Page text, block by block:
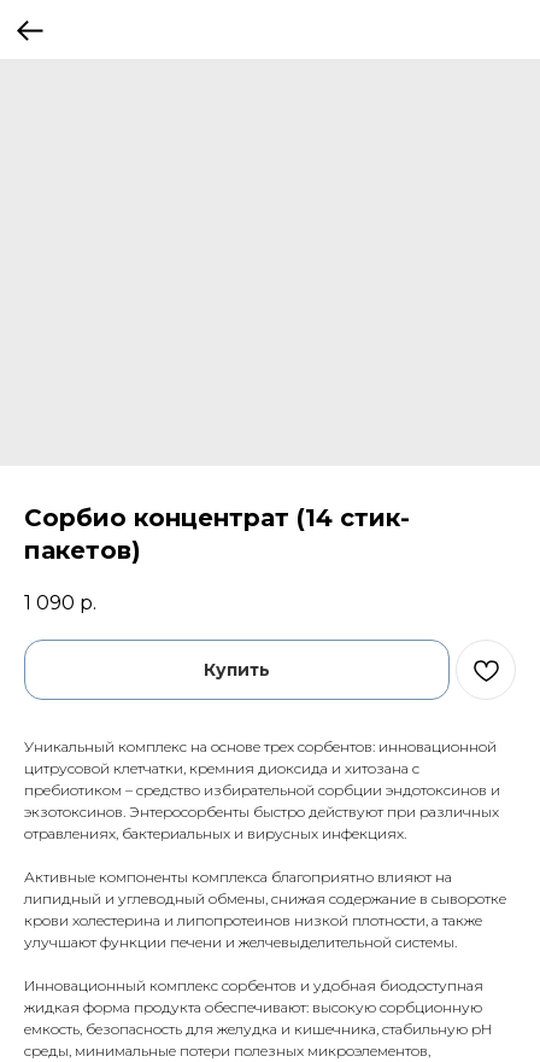
Сорбио концентрат (14 стик-
пакетов)
1 090 р.
Купить
Уникальный комплекс на основе трех сорбентов: инновационной
цитрусовой клетчатки, кремния диоксида и хитозана с
пребиотиком – средство избирательной сорбции эндотоксинов и
экзотоксинов. Энтеросорбенты быстро действуют при различных
отравлениях, бактериальных и вирусных инфекциях.
Активные компоненты комплекса благоприятно влияют на
липидный и углеводный обмены, снижая содержание в сыворотке
крови холестерина и липопротеинов низкой плотности, а также
улучшают функции печени и желчевыделительной системы.
Инновационный комплекс сорбентов и удобная биодоступная
жидкая форма продукта обеспечивают: высокую сорбционную
емкость, безопасность для желудка и кишечника, стабильную pH
среды, минимальные потери полезных микроэлементов,